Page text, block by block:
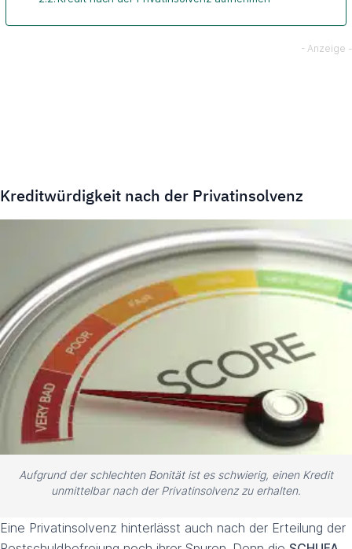
Kreditwürdigkeit nach der Privatinsolvenz
Aufgrund der schlechten Bonität ist es schwierig, einen Kredit
unmittelbar nach der Privatinsolvenz zu erhalten.
Eine Privatinsolvenz hinterlässt auch nach der Erteilung der